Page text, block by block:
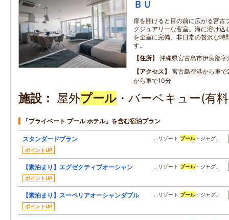
ＢＵ
扉を開けると目の前に広がる宮古
グジュアリーな客室。海に溶け
を全室に完備。非日常の贅沢な時
す。
住所
沖縄県宮古島市伊良部
アクセス
宮古島空港から車
から車で10分
施設 屋外プール ・バーベキュー(有
「プライベート プール ホテル」を含む宿泊プラン
スタンダードプラン
ポイントUP
…リゾート プール・ジャグ…
【素泊まり】エグゼクティブオーシャン
ポイントUP
…リゾート プール・ジャグ…
【素泊まり】スーペリアオーシャンダブル
ポイントUP
…リゾート プール・ジャグ…